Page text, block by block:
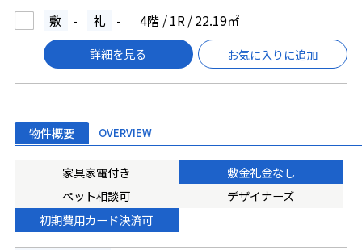
敷 - 礼 - 4階 / 1R / 22.19㎡
詳細を見る お気に入りに追加
物件概要 OVERVIEW
家具家電付き
敷金礼金なし
ペット相談可
デザイナーズ
初期費用カード決済可